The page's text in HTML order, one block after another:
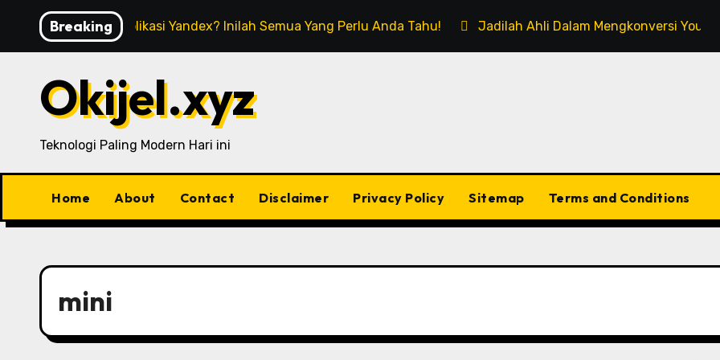
content
Breaking
Apa Itu Aplikasi Yandex? Inilah Semua Yang Perlu Anda Tahu! Jadilah Ahli Dalam Mengkonversi
Okijel.xyz
Teknologi Paling Modern Hari ini
Home About Contact Disclaimer Privacy Policy Sitemap Terms and Conditions
mini